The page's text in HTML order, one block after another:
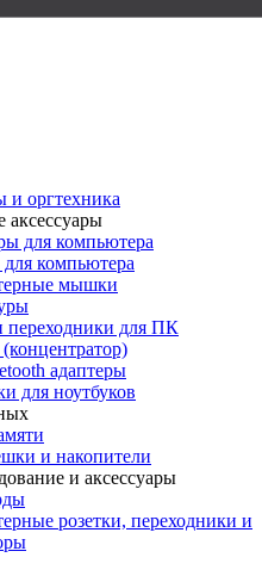
и оргтехника
для компьютера
компьютера
мышки
переходники для ПК
адаптеры
для ноутбуков
и накопители
и аксессуары
розетки, переходники и